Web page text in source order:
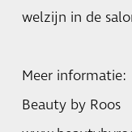
welzijn in de
Meer informatie:
Beauty by Roos